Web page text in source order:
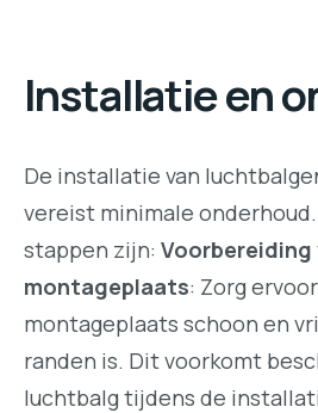
Installatie en
De installatie van
vereist minimale
stappen zijn: Voorbereiding
montageplaats: Zorg
montageplaats schoon en
randen is. Dit voorkomt
luchtbalg tijdens de